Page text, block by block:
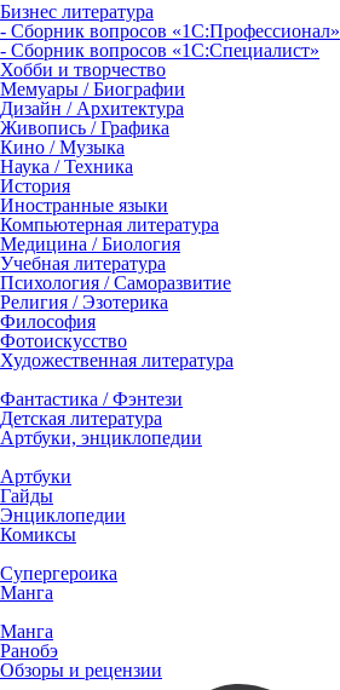
Бизнес литература
- Сборник вопросов «1С:Профессионал»
- Сборник вопросов «1С:Специалист»
Хобби и творчество
Мемуары / Биографии
Дизайн / Архитектура
Живопись / Графика
Кино / Музыка
Наука / Техника
История
Иностранные языки
Компьютерная литература
Медицина / Биология
Учебная литература
Психология / Саморазвитие
Религия / Эзотерика
Философия
Фотоискусство
Художественная литература
Фантастика / Фэнтези
Детская литература
Артбуки, энциклопедии
Артбуки
Гайды
Энциклопедии
Комиксы
Супергероика
Манга
Манга
Ранобэ
Обзоры и рецензии